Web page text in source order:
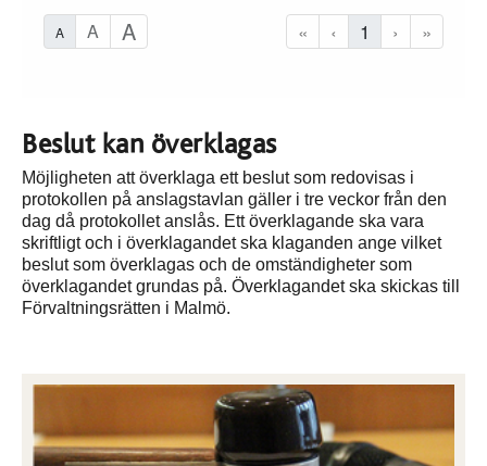
Beslut kan överklagas
Möjligheten att överklaga ett beslut som redovisas i
protokollen på anslagstavlan gäller i tre veckor från den
dag då protokollet anslås. Ett överklagande ska vara
skriftligt och i överklagandet ska klaganden ange vilket
beslut som överklagas och de omständigheter som
överklagandet grundas på. Överklagandet ska skickas till
Förvaltningsrätten i Malmö.